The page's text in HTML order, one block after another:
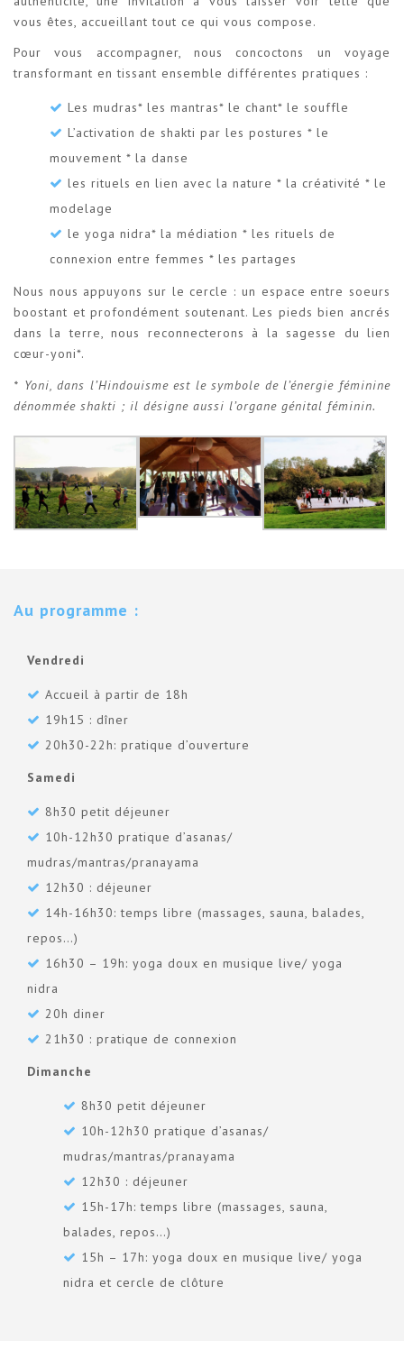
vous êtes, accueillant tout ce qui vous compose.
Pour vous accompagner, nous concoctons un voyage
transformant en tissant ensemble différentes pratiques :
Les mudras* les mantras* le chant* le souffle
L’activation de shakti par les postures * le
mouvement * la danse
les rituels en lien avec la nature * la créativité * le
modelage
le yoga nidra* la médiation * les rituels de
connexion entre femmes * les partages
Nous nous appuyons sur le cercle : un espace entre soeurs
boostant et profondément soutenant. Les pieds bien ancrés
dans la terre, nous reconnecterons à la sagesse du lien
cœur-yoni*.
* Yoni, dans l’Hindouisme est le symbole de l’énergie féminine
dénommée shakti ; il désigne aussi l’organe génital féminin.
Au programme :
Vendredi
Accueil à partir de 18h
19h15 : dîner
20h30-22h: pratique d’ouverture
Samedi
8h30 petit déjeuner
10h-12h30 pratique d’asanas/
mudras/mantras/pranayama
12h30 : déjeuner
14h-16h30: temps libre (massages, sauna, balades,
repos…)
16h30 – 19h: yoga doux en musique live/ yoga
nidra
20h diner
21h30 : pratique de connexion
Dimanche
8h30 petit déjeuner
10h-12h30 pratique d’asanas/
mudras/mantras/pranayama
12h30 : déjeuner
15h-17h: temps libre (massages, sauna,
balades, repos…)
15h – 17h: yoga doux en musique live/ yoga
nidra et cercle de clôture